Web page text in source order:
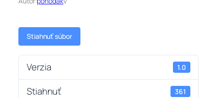
Stiahnuť súbor
Verzia 1.0
Stiahnuť 361